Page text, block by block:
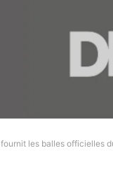
fournit les balles officielles